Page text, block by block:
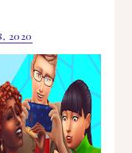
2020